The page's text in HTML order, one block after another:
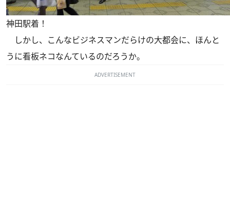
神田駅着！
しかし、こんなビジネスマンだらけの大都会に、ほんと
うに看板ネコなんているのだろうか。
ADVERTISEMENT